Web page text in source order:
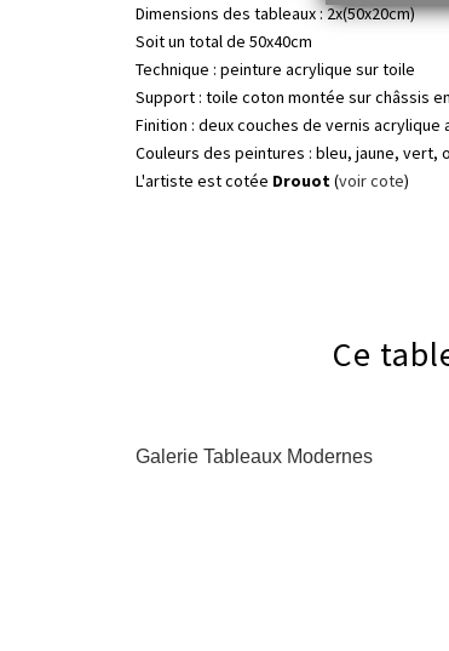
Dimensions des tableaux : 2x(50x20cm)
Soit un total de 50x40cm
Technique : peinture acrylique sur toile
Support : toile coton montée sur châssis
Finition : deux couches de vernis acrylique
Couleurs des peintures : bleu, jaune, vert,
L'artiste est cotée Drouot(voir cote)
Ce
Galerie Tableaux Modernes